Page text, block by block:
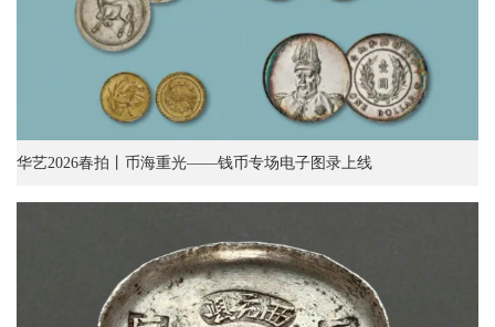
华艺2026春拍丨币海重光——钱币专场电子图录上线